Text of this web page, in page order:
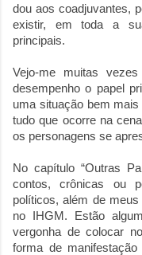
dou aos coadjuvantes,
existir, em toda a
principais.
Vejo-me muitas
desempenho o papel
uma situação bem
tudo que ocorre na
os personagens se
No capítulo “Outras
contos, crônicas ou
políticos, além de
no IHGM. Estão
vergonha de colocar
forma de